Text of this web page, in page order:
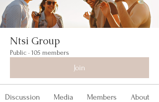
Ntsi Group
Public · 105 members
Join
Discussion Media Members About